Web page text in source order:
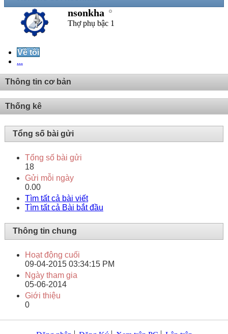
nsonkha
Thợ phụ bậc 1
Về tôi
...
Thông tin cơ bản
Thống kê
Tổng số bài gửi
Tổng số bài gửi
18
Gửi mỗi ngày
0.00
Tìm tất cả bài viết
Tìm tất cả Bài bắt đầu
Thông tin chung
Hoạt động cuối
09-04-2015 03:34:15 PM
Ngày tham gia
05-06-2014
Giới thiệu
0